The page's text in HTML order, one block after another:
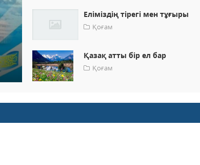
Еліміздің тірегі мен тұғыры
Қоғам
Қазақ атты бір ел бар
Қоғам